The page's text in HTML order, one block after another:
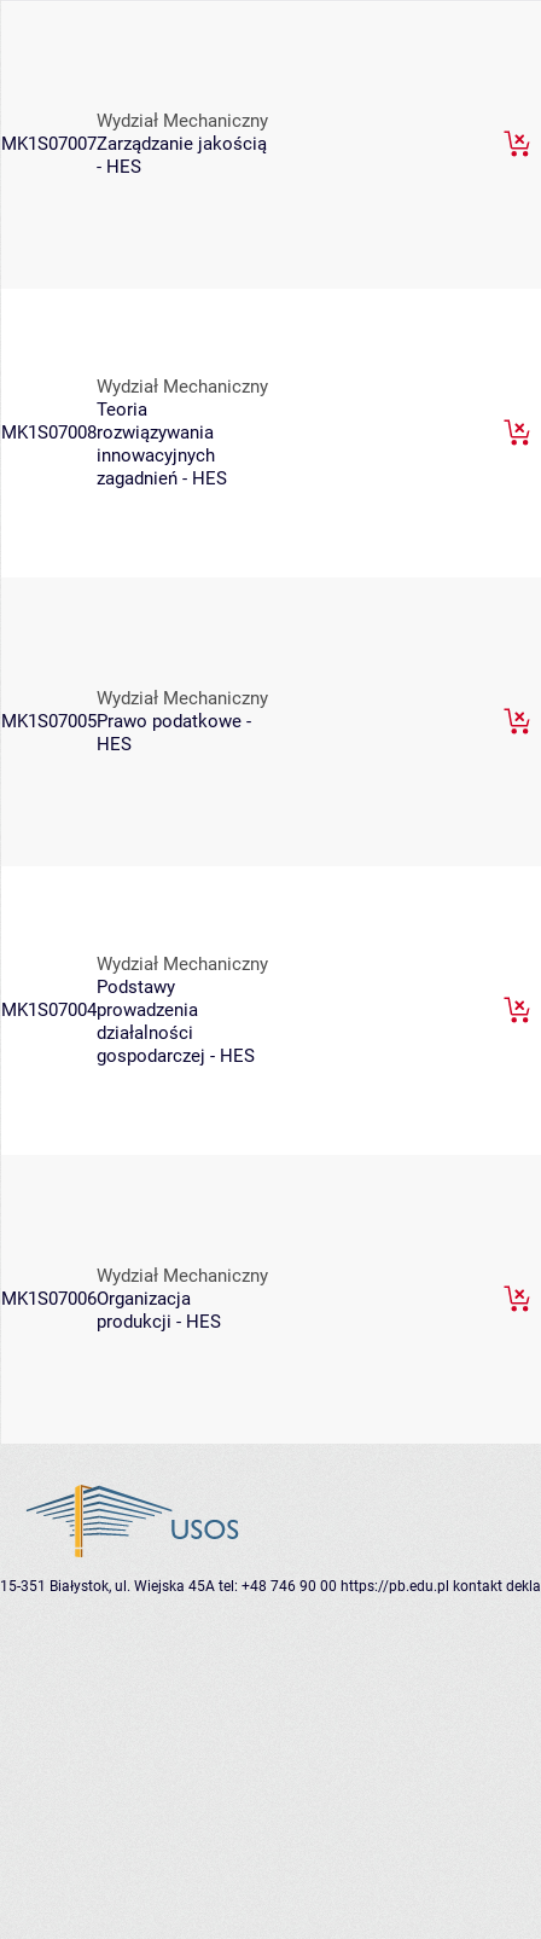
MK1S07007
Wydział Mechaniczny
Zarządzanie jakością
- HES
MK1S07008
Wydział Mechaniczny
Teoria
rozwiązywania
innowacyjnych
zagadnień - HES
MK1S07005
Wydział Mechaniczny
Prawo podatkowe -
HES
MK1S07004
Wydział Mechaniczny
Podstawy
prowadzenia
działalności
gospodarczej - HES
MK1S07006
Wydział Mechaniczny
Organizacja
produkcji - HES
15-351 Białystok, ul. Wiejska 45A tel: +48 746 90 00 https://pb.edu.pl kontakt